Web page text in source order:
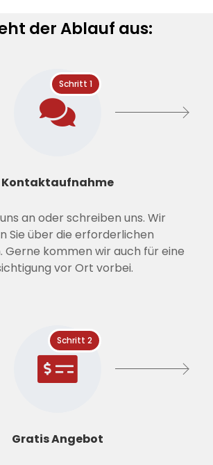
der Ablauf aus:
Schritt 1
Kontaktaufnahme
an oder schreiben uns. Wir
Sie über die erforderlichen
Gerne kommen wir auch für eine
vor Ort vorbei.
Schritt 2
Gratis Angebot